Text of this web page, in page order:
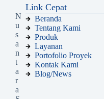
N
u
s
a
n
t
a
r
a
Link Cepat
Beranda
Tentang Kami
Produk
Layanan
Portofolio Proyek
Kontak Kami
Blog/News